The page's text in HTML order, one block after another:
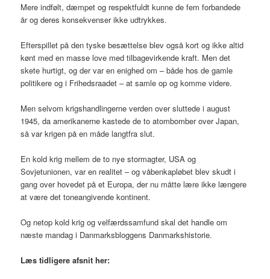
Mere indfølt, dæmpet og respektfuldt kunne de fem forbandede
år og deres konsekvenser ikke udtrykkes.
Efterspillet på den tyske besættelse blev også kort og ikke altid
kønt med en masse love med tilbagevirkende kraft. Men det
skete hurtigt, og der var en enighed om – både hos de gamle
politikere og i Frihedsraadet – at samle op og komme videre.
Men selvom krigshandlingerne verden over sluttede i august
1945, da amerikanerne kastede de to atombomber over Japan,
så var krigen på en måde langtfra slut.
En kold krig mellem de to nye stormagter, USA og
Sovjetunionen, var en realitet – og våbenkapløbet blev skudt i
gang over hovedet på et Europa, der nu måtte lære ikke længere
at være det toneangivende kontinent.
Og netop kold krig og velfærdssamfund skal det handle om
næste mandag i Danmarksbloggens Danmarkshistorie.
Læs tidligere afsnit her: